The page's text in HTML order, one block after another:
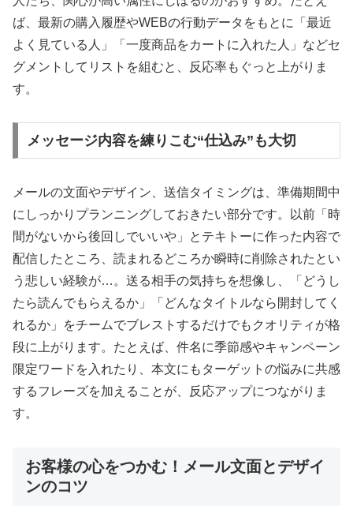
ば、最新の購入履歴やWEBの行動データをもとに「最近
よく見ている人」「一度商品をカートに入れた人」などセ
グメントしてリストを組むと、反応率もぐっと上がりま
す。
メッセージ内容を練りこむ“仕込み”も大切
メールの文面やデザイン、送信タイミングは、準備期間中
にしっかりプランニングしておきたい部分です。以前「時
間がないから後回しでいいや」とテキトーに作った内容で
配信したところ、読まれるどころか瞬時に削除されたとい
う悲しい経験が…。送る相手の気持ちを想像し、「どうし
たら読んでもらえるか」「どんなタイトルなら開封してく
れるか」をチームでブレストするだけでもクオリティが格
段に上がります。たとえば、件名に季節感やキャンペーン
限定ワードを入れたり、本文にもターゲットの悩みに共感
するフレーズを加えることが、反応アップにつながりま
す。
お客様の心をつかむ！メール文面とデザイ
ンのコツ